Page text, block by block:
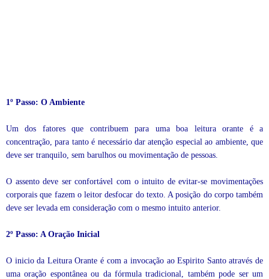
1º Passo: O Ambiente
Um dos fatores que contribuem para uma boa leitura orante é a
concentração, para tanto é necessário dar atenção especial ao ambiente, que
deve ser tranquilo, sem barulhos ou movimentação de pessoas.
O assento deve ser confortável com o intuito de evitar-se movimentações
corporais que fazem o leitor desfocar do texto. A posição do corpo também
deve ser levada em consideração com o mesmo intuito anterior.
2º Passo: A Oração Inicial
O inicio da Leitura Orante é com a invocação ao Espirito Santo através de
uma oração espontânea ou da fórmula tradicional, também pode ser um